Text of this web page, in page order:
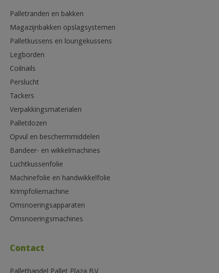
Palletranden en bakken
Magazijnbakken opslagsystemen
Palletkussens en loungekussens
Legborden
Coilnails
Perslucht
Tackers
Verpakkingsmaterialen
Palletdozen
Opvul en beschermmiddelen
Bandeer- en wikkelmachines
Luchtkussenfolie
Machinefolie en handwikkelfolie
Krimpfoliemachine
Omsnoeringsapparaten
Omsnoeringsmachines
Contact